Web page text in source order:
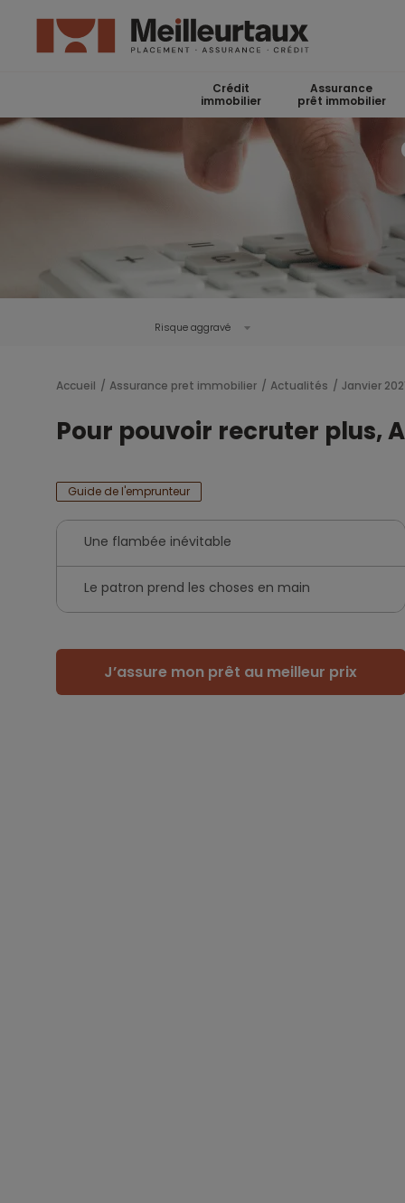
Crédit
immobilier
Assurance
prêt immobilier
Risque aggravé
Accueil Assurance pret immobilier Actualités Janvier
Pour pouvoir recruter plus,
Guide de l'emprunteur
Une flambée inévitable
Le patron prend les choses en main
J’assure mon prêt au meilleur prix